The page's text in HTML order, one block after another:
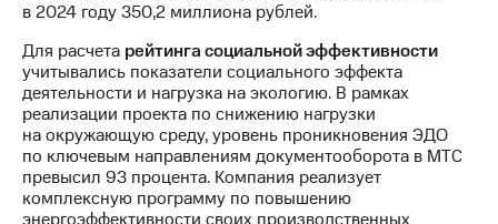
приобретения
Порядок
выкупа
акций
Дивиденды
Рынок
облигаций
Описание
Еврооблигации-2023
в 2024 году 350,2 миллиона рублей.
Для расчета рейтинга социальной эффективности
учитывались показатели социального эффекта
деятельности и нагрузка на экологию. В рамках
реализации проекта по снижению нагрузки
на окружающую среду, уровень проникновения ЭДО
по ключевым направлениям документооборота в МТС
превысил 93 процента. Компания реализует
комплексную программу по повышению